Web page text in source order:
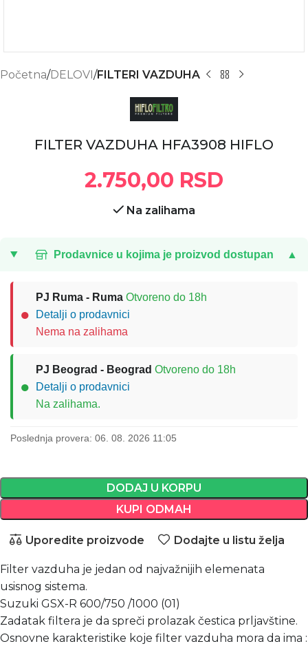
Početna DELOVI FILTERI VAZDUHA
FILTER VAZDUHA HFA3908 HIFLO
2.750,00 RSD
Na zalihama
Prodavnice u kojima je proizvod dostupan ▲
●
PJ Ruma - Ruma Otvoreno do 18h
Detalji o prodavnici
Nema na zalihama
●
PJ Beograd - Beograd Otvoreno do 18h
Detalji o prodavnici
Na zalihama.
Poslednja provera: 06. 08. 2026 11:05
DODAJ U KORPU
KUPI ODMAH
Uporedite proizvode Dodajte u listu želja
Filter vazduha je jedan od najvažnijih elemenata
usisnog sistema.
Suzuki GSX-R 600/750 /1000 (01)
Zadatak filtera je da spreči prolazak čestica prljavštine.
Osnovne karakteristike koje filter vazduha mora da ima :